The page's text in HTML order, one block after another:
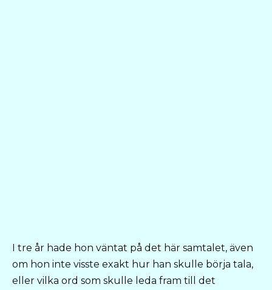
I tre år hade hon väntat på det här samtalet, även
om hon inte visste exakt hur han skulle börja tala,
eller vilka ord som skulle leda fram till det